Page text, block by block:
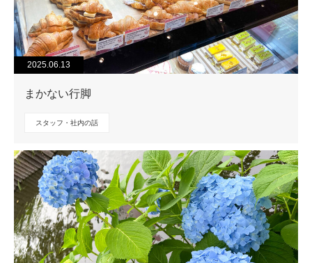
2025.06.13
まかない行脚
スタッフ・社内の話